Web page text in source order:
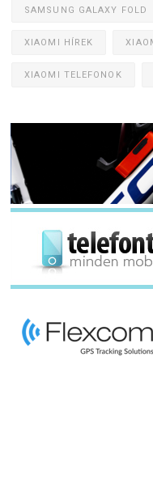
SAMSUNG GALAXY FOLD
XIAOMI HÍREK
XIAOMI TELEFONOK